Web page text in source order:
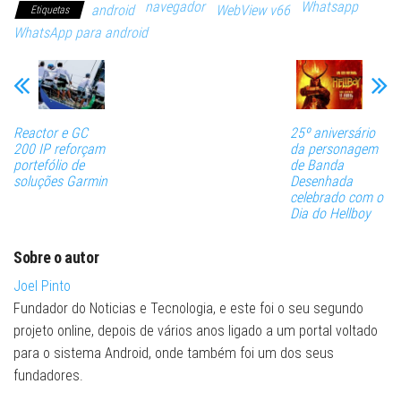
Etiquetas android navegador WebView v66
Whatsapp
WhatsApp para android
Reactor e GC
200 IP reforçam
portefólio de
soluções Garmin
25º aniversário
da personagem
de Banda
Desenhada
celebrado com o
Dia do Hellboy
Sobre o autor
Joel Pinto
Fundador do Noticias e Tecnologia, e este foi o seu segundo
projeto online, depois de vários anos ligado a um portal voltado
para o sistema Android, onde também foi um dos seus
fundadores.